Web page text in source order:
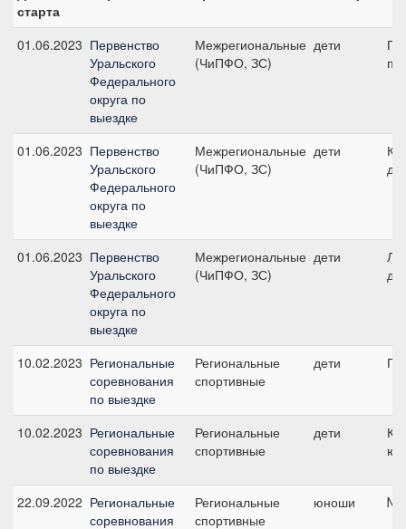
старта
01.06.2023 Первенство
Уральского
Федерального
округа по
выездке
Межрегиональные
(ЧиПФО, ЗС)
дети
01.06.2023 Первенство
Уральского
Федерального
округа по
выездке
Межрегиональные
(ЧиПФО, ЗС)
дети
01.06.2023 Первенство
Уральского
Федерального
округа по
выездке
Межрегиональные
(ЧиПФО, ЗС)
дети
10.02.2023 Региональные
соревнования
по выездке
Региональные
спортивные
дети ПП
10.02.2023 Региональные
соревнования
по выездке
Региональные
спортивные
дети
22.09.2022 Региональные
соревнования
Региональные
спортивные
юноши